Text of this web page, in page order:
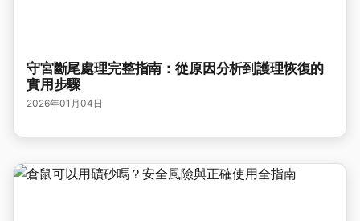
守宮斷尾處理完整指南：從原因分析到護理恢復的
實用步驟
2026年01月04日